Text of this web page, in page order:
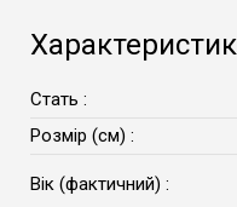
Стать :
Розмір (см) :
Вік (фактичний) :